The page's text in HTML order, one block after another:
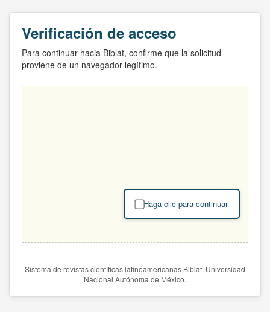
Verificación de acceso
Para continuar hacia Biblat, confirme que la solicitud
proviene de un navegador legítimo.
Haga clic para continuar
Sistema de revistas científicas latinoamericanas Biblat. Universidad
Nacional Autónoma de México.